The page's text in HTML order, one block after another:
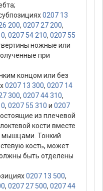
0207 13
200, 0207 27 200,
, 0207 54 210, 0207 55
ножные или
при
концом или без
0207 13 300, 0207 14
300, 0207 44 310,
, 0207 55 310 и 0207
из плечевой
кости вместе
мышцами. Тонкий
кость, может
быть отделены
0207 13 500,
, 0207 27 500, 0207 44